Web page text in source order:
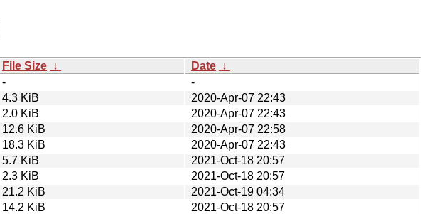
File Size ↓ Date ↓
-
-
4.3 KiB
2020-Apr-07 22:43
2.0 KiB
2020-Apr-07 22:43
12.6 KiB
2020-Apr-07 22:58
18.3 KiB
2020-Apr-07 22:43
5.7 KiB
2021-Oct-18 20:57
2.3 KiB
2021-Oct-18 20:57
21.2 KiB
2021-Oct-19 04:34
14.2 KiB
2021-Oct-18 20:57